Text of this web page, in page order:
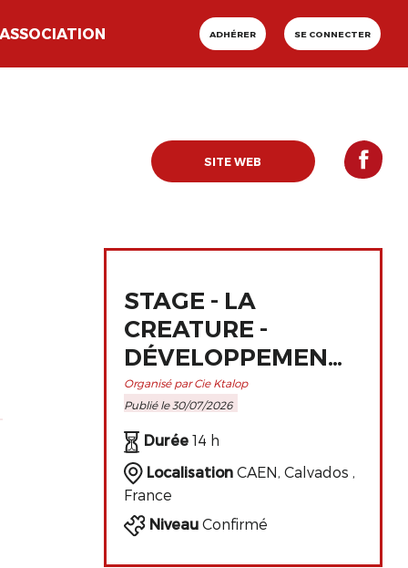
ASSOCIATION ADHÉRER SE CONNECTER
SITE WEB
STAGE - LA
CREATURE -
DÉVELOPPEMENT
ET
PERFECTIONNEMENT
DE L'ART
CLOWNESQUE
Organisé par Cie Ktalop
Publié le 30/07/2026
Durée14 h
LocalisationCAEN, Calvados ,
France
NiveauConfirmé